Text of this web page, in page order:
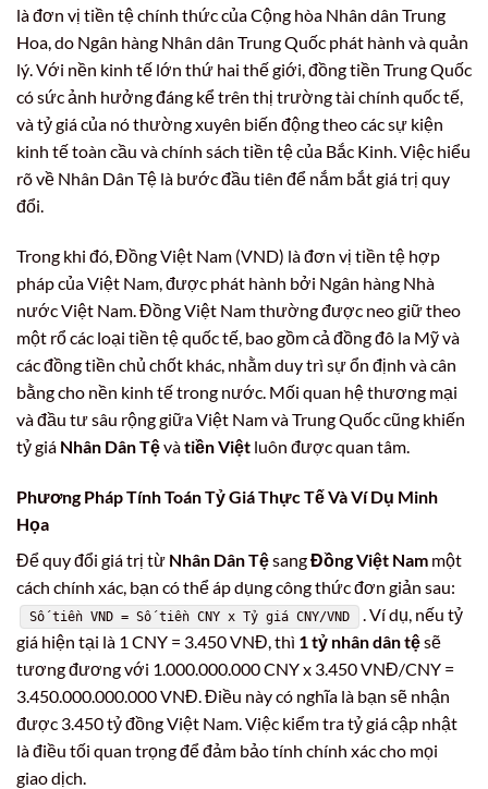
là đơn vị tiền tệ chính thức của Cộng hòa Nhân dân Trung
Hoa, do Ngân hàng Nhân dân Trung Quốc phát hành và quản
lý. Với nền kinh tế lớn thứ hai thế giới, đồng tiền Trung Quốc
có sức ảnh hưởng đáng kể trên thị trường tài chính quốc tế,
và tỷ giá của nó thường xuyên biến động theo các sự kiện
kinh tế toàn cầu và chính sách tiền tệ của Bắc Kinh. Việc hiểu
rõ về Nhân Dân Tệ là bước đầu tiên để nắm bắt giá trị quy
đổi.
Trong khi đó, Đồng Việt Nam (VND) là đơn vị tiền tệ hợp
pháp của Việt Nam, được phát hành bởi Ngân hàng Nhà
nước Việt Nam. Đồng Việt Nam thường được neo giữ theo
một rổ các loại tiền tệ quốc tế, bao gồm cả đồng đô la Mỹ và
các đồng tiền chủ chốt khác, nhằm duy trì sự ổn định và cân
bằng cho nền kinh tế trong nước. Mối quan hệ thương mại
và đầu tư sâu rộng giữa Việt Nam và Trung Quốc cũng khiến
tỷ giá Nhân Dân Tệvàtiền Việt luôn được quan tâm.
Phương Pháp Tính Toán Tỷ Giá Thực Tế Và Ví Dụ Minh
Họa
Để quy đổi giá trị từ Nhân Dân TệsangĐồng Việt Nam một
cách chính xác, bạn có thể áp dụng công thức đơn giản sau:
Số tiền VND = Số tiền CNY x Tỷ giá CNY/VND
. Ví dụ, nếu tỷ
giá hiện tại là 1 CNY = 3.450 VNĐ, thì 1 tỷ nhân dân tệsẽ
tương đương với 1.000.000.000 CNY x 3.450 VNĐ/CNY =
3.450.000.000.000 VNĐ. Điều này có nghĩa là bạn sẽ nhận
được 3.450 tỷ đồng Việt Nam. Việc kiểm tra tỷ giá cập nhật
là điều tối quan trọng để đảm bảo tính chính xác cho mọi
giao dịch.